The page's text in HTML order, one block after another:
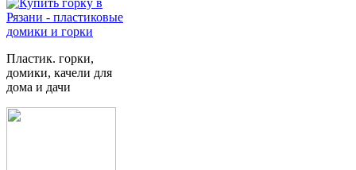
Пластик. горки,
домики, качели для
дома и дачи